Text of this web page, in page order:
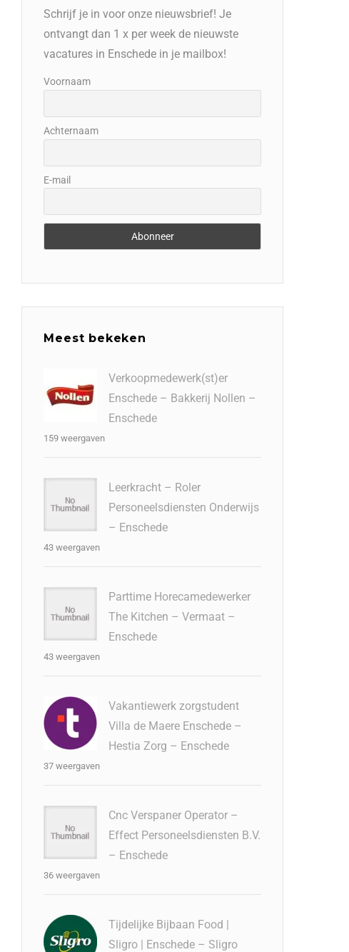
Schrijf je in voor onze nieuwsbrief! Je
ontvangt dan 1 x per week de nieuwste
vacatures in Enschede in je mailbox!
Voornaam
Achternaam
E-mail
Meest bekeken
Verkoopmedewerk(st)er
Enschede – Bakkerij Nollen –
Enschede
159 weergaven
Leerkracht – Roler
Personeelsdiensten Onderwijs
– Enschede
43 weergaven
Parttime Horecamedewerker
The Kitchen – Vermaat –
Enschede
43 weergaven
Vakantiewerk zorgstudent
Villa de Maere Enschede –
Hestia Zorg – Enschede
37 weergaven
Cnc Verspaner Operator –
Effect Personeelsdiensten B.V.
– Enschede
36 weergaven
Tijdelijke Bijbaan Food |
Sligro | Enschede – Sligro